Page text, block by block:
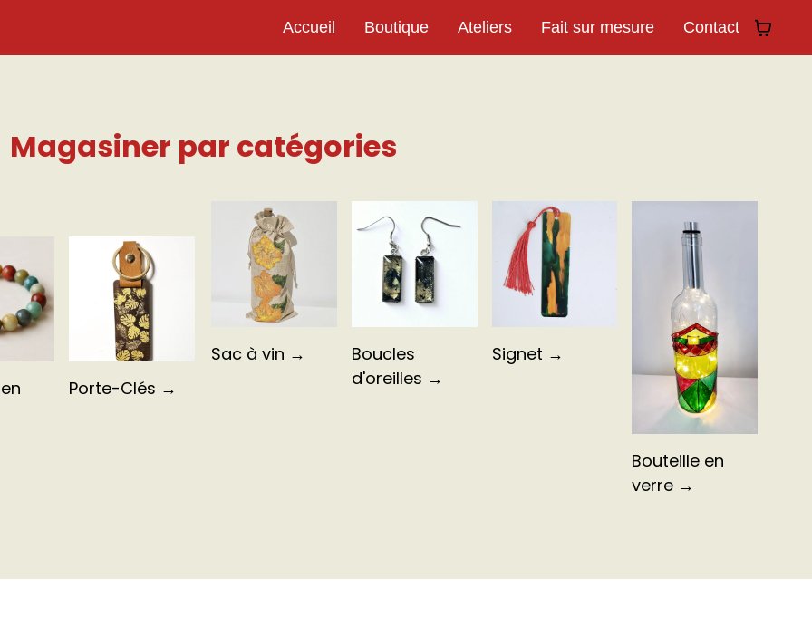
Accueil Boutique Ateliers Fait sur mesure Contact
Magasiner par catégories
Porte-Clés →
Sac à vin →
Boucles
d'oreilles →
Signet →
Bouteille en
verre →